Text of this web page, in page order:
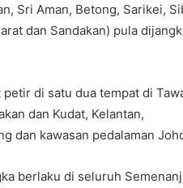
Sri Aman, Betong, Sarikei,
dan Sandakan) pula
di satu dua tempat di
dan Kudat, Kelantan,
dan kawasan pedalaman
berlaku di seluruh